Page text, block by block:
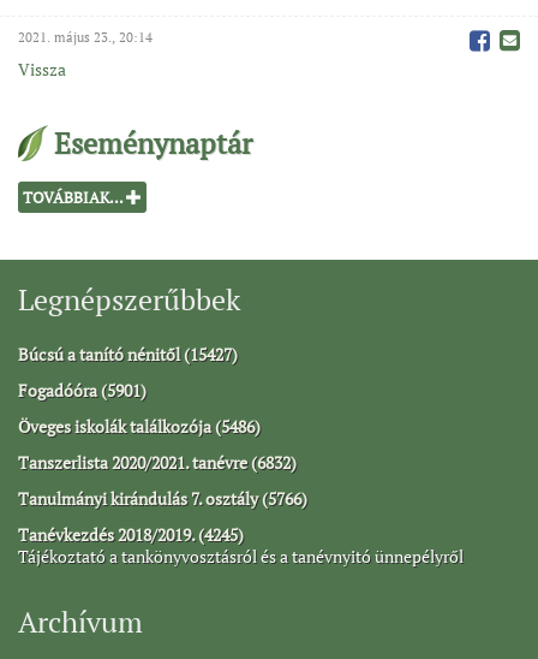
2021. május 23., 20:14
Vissza
Eseménynaptár
TOVÁBBIAK...
Legnépszerűbbek
Búcsú a tanító nénitől (15427)
Fogadóóra (5901)
Öveges iskolák találkozója (5486)
Tanszerlista 2020/2021. tanévre (6832)
Tanulmányi kirándulás 7. osztály (5766)
Tanévkezdés 2018/2019. (4245)
Tájékoztató a tankönyvosztásról és a tanévnyitó ünnepélyről
Archívum